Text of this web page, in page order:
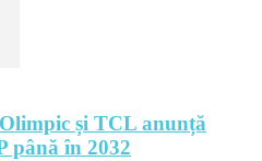
și TCL anunță
până în 2032